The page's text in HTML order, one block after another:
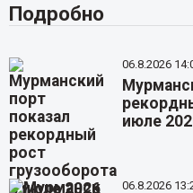
Подробно
06.8.2026
июле
06.8.2026